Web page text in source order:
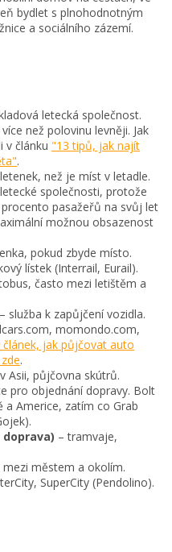
bydlet s plnohodnotným
a sociálního zázemí.
letecká společnost.
než polovinu levněji. Jak
v článku "13 tipů, jak najít
.
než je míst v letadle.
společnosti, protože
pasažeřů na svůj let
možnou obsazenost
pokud zbyde místo.
lístek (Interrail, Eurail).
často mezi letištěm a
– služba k zapůjčení vozidla.
momondo.com,
článek, jak půjčovat auto
.
Asii, půjčovna skútrů.
pro objednání dopravy. Bolt
a Americe, zatím co Grab
– tramvaje,
mezi městem a okolím.
SuperCity (Pendolino).